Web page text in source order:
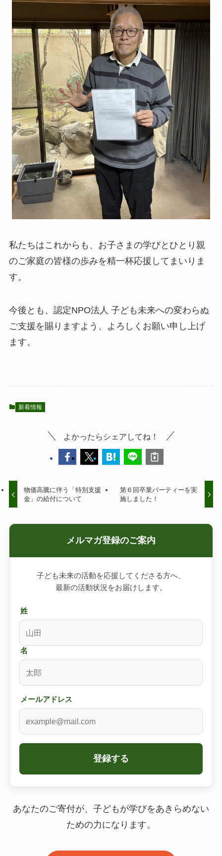
私たちはこれからも、お子さまの学びとひとり親
のご家庭の皆様の歩みを精一杯応援してまいりま
す。
今後とも、認定NPO法人 子ども未来への変わらぬ
ご支援を賜りますよう、よろしくお願い申し上げ
ます。
新着情報
よかったらシェアしてね！
物価高騰に伴う「特別支援
金」の給付について
第６回卒業パーティーを実
施しました！
メルマガ登録のご案内
子ども未来の活動を応援してくださる方へ、
最新の活動状況をお届けします。
姓
名
メールアドレス
登録する
あなたのご寄付が、子どもが学びをあきらめない
ための力になります。